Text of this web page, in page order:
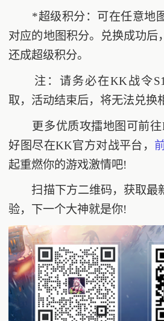
*超级积分：可在任意地
对应的地图积分。兑换成功后
还成超级积分。
注：请务必在KK战令
取，活动结束后，将无法兑换
更多优质攻擂地图可前往
好图尽在KK官方对战平台，
起重燃你的游戏激情吧!
扫描下方二维码，获取最
验，下一个大神就是你!